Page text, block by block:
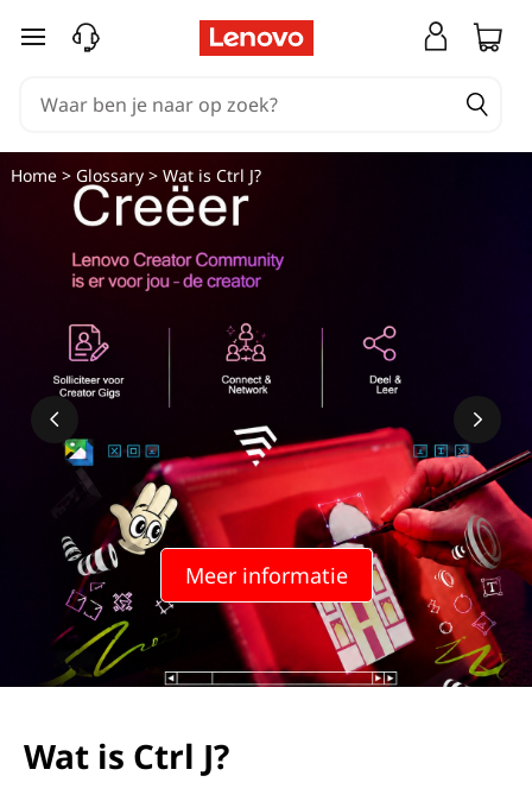
Ga naar de hoofdinhoud
Meer informatie
Home> Glossary> Wat is Ctrl J?
Wat is Ctrl J?